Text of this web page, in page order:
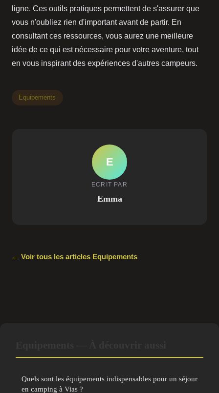
ligne. Ces outils pratiques permettent de s'assurer que
vous n'oubliez rien d'important avant de partir. En
consultant ces ressources, vous aurez une meilleure
idée de ce qui est nécessaire pour votre aventure, tout
en vous inspirant des expériences d'autres campeurs.
Equipements
E
ECRIT PAR
Emma
← Voir tous les articles Equipements
Quels sont les équipements indispensables pour un séjour
en camping à Vias ?